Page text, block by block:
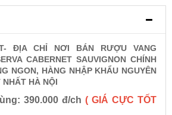
ĐỊA CHỈ NƠI BÁN RƯỢU VANG
CABERNET SAUVIGNON CHÍNH
NGON, HÀNG NHẬP KHẨU NGUYÊN
HÀ NỘI
390.000 đ/ch ( GIÁ CỰC TỐT